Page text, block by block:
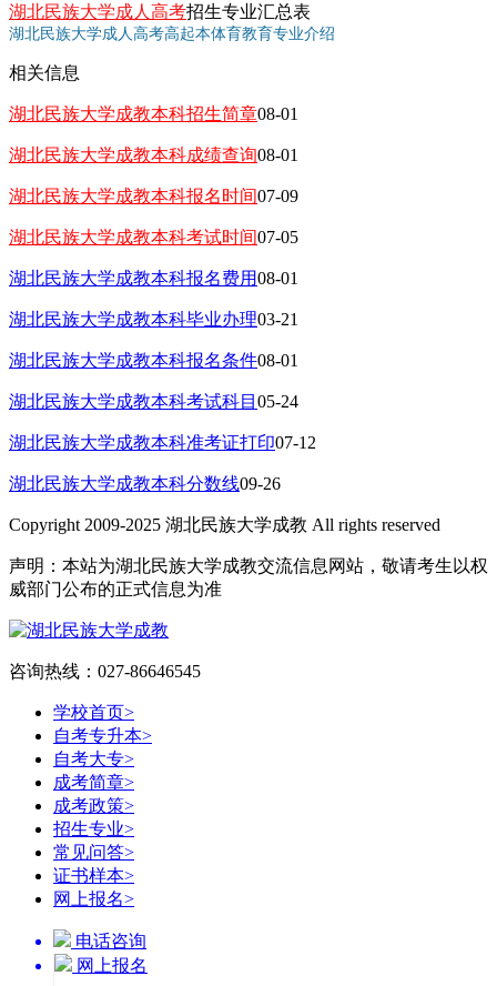
湖北民族大学成人高考招生专业汇总表
湖北民族大学成人高考高起本体育教育专业介绍
相关信息
湖北民族大学成教本科招生简章08-01
湖北民族大学成教本科成绩查询08-01
湖北民族大学成教本科报名时间07-09
湖北民族大学成教本科考试时间07-05
湖北民族大学成教本科报名费用08-01
湖北民族大学成教本科毕业办理03-21
湖北民族大学成教本科报名条件08-01
湖北民族大学成教本科考试科目 05-24
湖北民族大学成教本科准考证打印07-12
湖北民族大学成教本科分数线09-26
Copyright 2009-2025 湖北民族大学成教 All rights reserved
声明：本站为湖北民族大学成教交流信息网站，敬请考生以权
威部门公布的正式信息为准
咨询热线：027-86646545
学校首页>
自考专升本>
自考大专>
成考简章>
成考政策>
招生专业>
常见问答>
证书样本>
网上报名>
电话咨询
网上报名